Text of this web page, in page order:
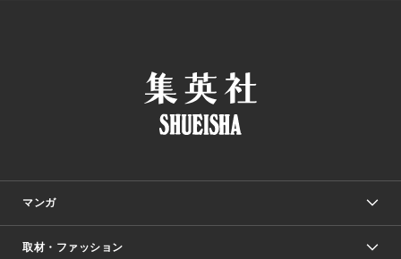
マンガ
少年マンガ
取材・ファッション